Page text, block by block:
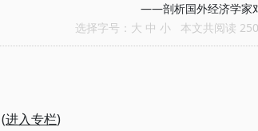
——剖析国外经济学家
选择字号： 大 中 小 本文共阅读
(进入专栏)